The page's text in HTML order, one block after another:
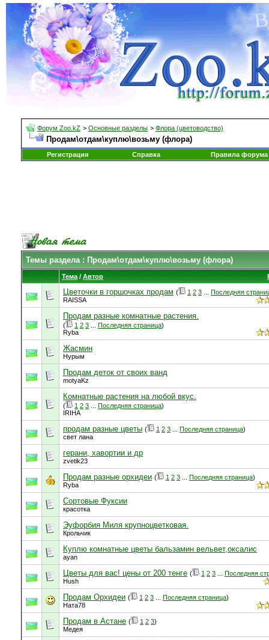
Форум Zoo.kZ > Основные разделы > Флора (цветоводство)
Продам\отдам\куплю\возьму (флора)
Регистрация Справка Правила форума
Темы раздела: Продам\отдам\куплю\возьму (флора)
Тема / Автор
Цветочки в горшочках продам ( 1 2 3
Последняя
RAISSA
Продам разные комнатные растения.
( 1 2 3 Последняя страница)
Ryba
Жасмин
Нурым
Продам деток от своих ванд
motyaKz
Комнатные растения на любой вкус.
( 1 2 3 Последняя страница)
IRIHA
продам разные цветы ( 1 2 3 Последняя страница)
свет лана
герани, хавортии и др
zvetik23
Продам разные орхидеи ( 1 2 3 Последняя страница)
Ryba
Сортовые Фуксии
красотка
Эуфорбия Миля крупноцветковая.
Крольчик
Куплю комнатные цветы бальзамин вельвет,оксалис
ayan
Цветы для вас! цены от 200 тенге ( 1 2 3
Последняя
Hush
Продам Орхидеи ( 1 2 3 Последняя страница)
Ната78
Продам в Астане ( 1 2 3)
Медея